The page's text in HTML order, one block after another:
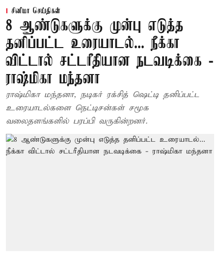
சினிமா செய்திகள்
8 ஆண்டுகளுக்கு முன்பு எடுத்த
தனிப்பட்ட உரையாடல்... நீக்கா
விட்டால் சட்டரீதியான நடவடிக்கை -
ராஷ்மிகா மந்தனா
ராஷ்மிகா மந்தனா, நடிகர் ரக்சித் ஷெட்டி தனிப்பட்ட
உரையாடல்களை நெட்டிசன்கள் சமூக
வலைதளங்களில் பரப்பி வருகின்றனர்.